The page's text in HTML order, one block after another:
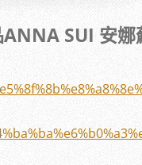
SUI 安娜